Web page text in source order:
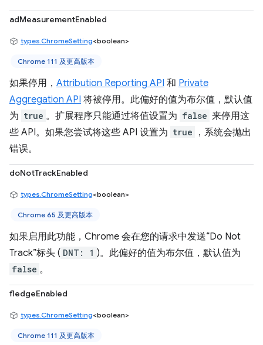
adMeasurementEnabled
types.ChromeSetting<boolean>
Chrome 111 及更高版本
如果停用， Attribution Reporting API 和 Private
Aggregation API 将被停用。此偏好的值为布尔值，默认值
为 true 。扩展程序只能通过将值设置为 false 来停用这
些 API。如果您尝试将这些 API 设置为 true
，系统会抛出
错误。
doNotTrackEnabled
types.ChromeSetting<boolean>
Chrome 65 及更高版本
如果启用此功能，Chrome 会在您的请求中发送“Do Not
Track”标头 ( DNT: 1 )。此偏好的值为布尔值，默认值为
false 。
fledgeEnabled
types.ChromeSetting<boolean>
Chrome 111 及更高版本